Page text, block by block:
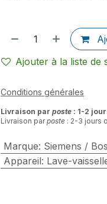
Ajouter à la liste de
Conditions générales
Livraison par poste : 1-2
Livraison parposte : 2-3 jours
Marque: Siemens /
Appareil: Lave-